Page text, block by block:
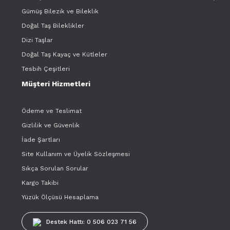
Gümüş Bilezik ve Bileklik
Doğal Taş Bileklikler
Dizi Taşlar
Doğal Taş Kayaç ve Kütleler
Tesbih Çeşitleri
Müşteri Hizmetleri
Ödeme ve Teslimat
Gizlilik ve Güvenlik
İade Şartları
Site Kullanım ve Üyelik Sözleşmesi
Sıkça Sorulan Sorular
Kargo Takibi
Yüzük Ölçüsü Hesaplama
Destek Hattı: 0 506 023 71 56